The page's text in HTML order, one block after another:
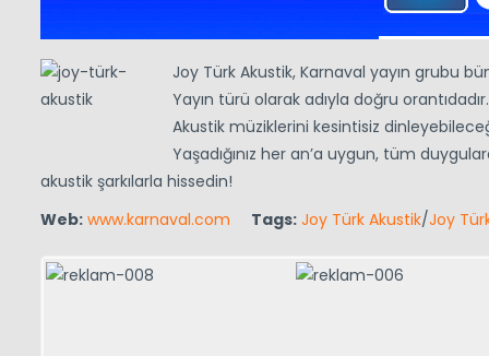
Joy Türk Akustik, Karnaval yayın grubu
Yayın türü olarak adıyla doğru
Akustik müziklerini kesintisiz
Yaşadığınız her an’a uygun, tüm
akustik şarkılarla hissedin!
Web: www.karnaval.com Tags: Joy Türk Akustik/Joy